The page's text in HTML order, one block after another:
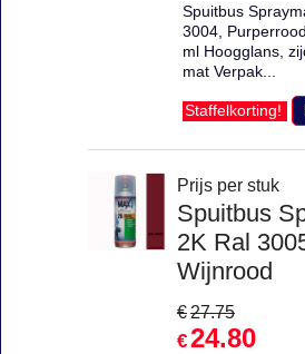
Spuitbus
3004,
ml Hoogglans,
mat Verpak...
Staffelkorting!
Prijs per stuk
Spuitbus
2K Ral
Wijnrood
€27.75
€24.80